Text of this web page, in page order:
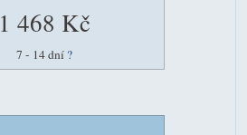
1 468 Kč
7 - 14 dní ?